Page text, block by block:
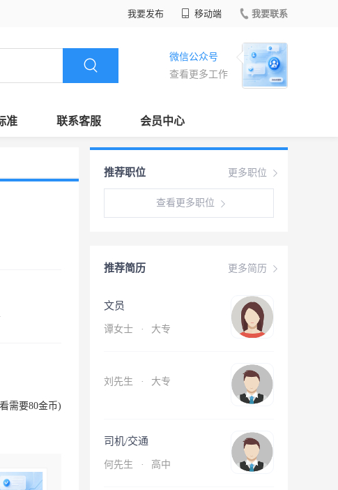
我要发布 移动端 我要联系
微信公众号
查看更多工作
准 联系客服 会员中心
需要80金币)
更多职位
推荐职位
查看更多职位
更多简历
推荐简历
文员
谭女士 · 大专
刘先生 · 大专
司机/交通
何先生 · 高中